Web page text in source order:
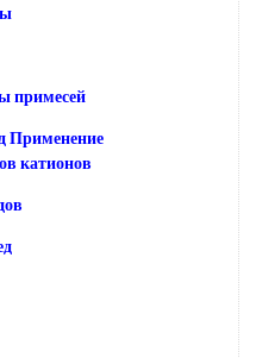
примесей
Применение
катионов